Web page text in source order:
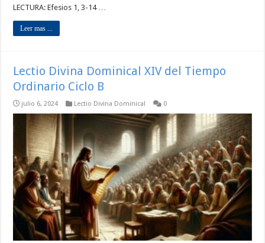
LECTURA: Efesios 1, 3-14 …
Leer mas ...
Lectio Divina Dominical XIV del Tiempo
Ordinario Ciclo B
julio 6, 2024 Lectio Divina Dominical 0